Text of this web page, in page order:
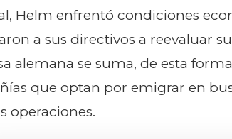
Helm enfrentó condiciones
a sus directivos a reevaluar
alemana se suma, de esta
que optan por emigrar en
operaciones.